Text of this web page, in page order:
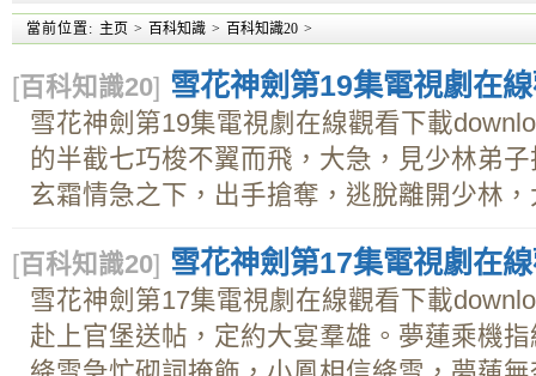
當前位置: 主页 > 百科知識 > 百科知識20 >
[百科知識20] 雪花神劍第19集電視劇在
雪花神劍第19集電視劇在線觀看下載
的半截七巧梭不翼而飛，大急，見少林弟
玄霜情急之下，出手搶奪，逃脫離開少林
[百科知識20] 雪花神劍第17集電視劇在
雪花神劍第17集電視劇在線觀看下載
赴上官堡送帖，定約大宴羣雄。夢蓮乘機